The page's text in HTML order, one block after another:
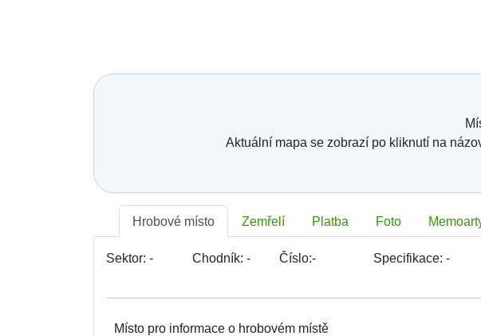
Aktuální mapa se zobrazí po kliknutí na
Hrobové místo Zemřelí Platba Foto
Sektor: - Chodník:- Číslo:- Specifikace:-
Místo pro informace o hrobovém místě